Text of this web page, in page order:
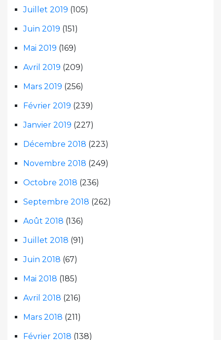
Juillet 2019 (105)
Juin 2019 (151)
Mai 2019 (169)
Avril 2019 (209)
Mars 2019 (256)
Février 2019 (239)
Janvier 2019 (227)
Décembre 2018 (223)
Novembre 2018 (249)
Octobre 2018 (236)
Septembre 2018 (262)
Août 2018 (136)
Juillet 2018 (91)
Juin 2018 (67)
Mai 2018 (185)
Avril 2018 (216)
Mars 2018 (211)
Février 2018 (138)